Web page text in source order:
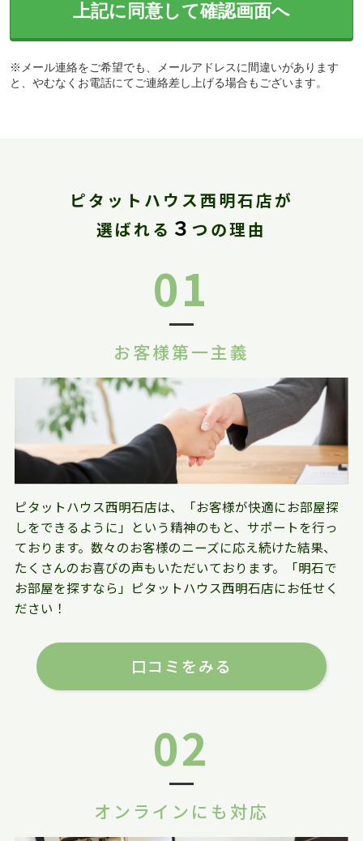
上記に同意して確認画面へ
※メール連絡をご希望でも、メールアドレスに間違いがあります
と、やむなくお電話にてご連絡差し上げる場合もございます。
ピタットハウス西明石店が
選ばれる ３ つの理由
01
お客様第一主義
ピタットハウス西明石店は、「お客様が快適にお部屋探
しをできるように」という精神のもと、サポートを行っ
ております。数々のお客様のニーズに応え続けた結果、
たくさんのお喜びの声もいただいております。「明石で
お部屋を探すなら」ピタットハウス西明石店にお任せく
ださい！
口コミをみる
02
オンラインにも対応